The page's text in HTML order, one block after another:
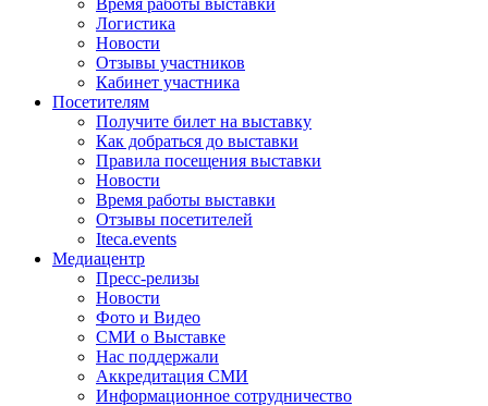
Время работы выставки
Логистика
Новости
Отзывы участников
Кабинет участника
Посетителям
Получите билет на выставку
Как добраться до выставки
Правила посещения выставки
Новости
Время работы выставки
Отзывы посетителей
Iteca.events
Медиацентр
Пресс-релизы
Новости
Фото и Видео
СМИ о Выставке
Нас поддержали
Аккредитация СМИ
Информационное сотрудничество